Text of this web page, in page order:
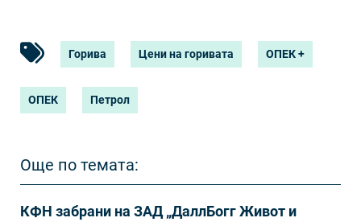
Горива Цени на горивата ОПЕК +
ОПЕК Петрол
Още по темата:
КФН забрани на ЗАД „ДаллБогг Живот и